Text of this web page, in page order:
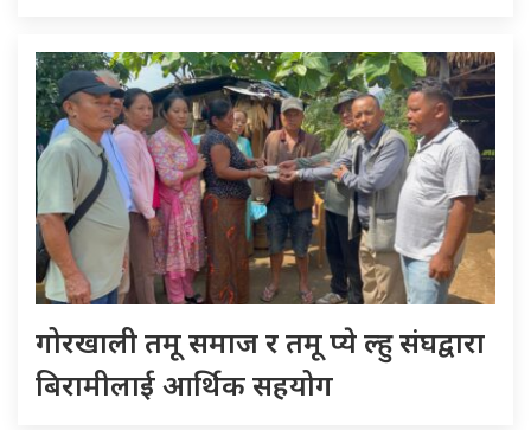
गोरखाली तमू समाज र तमू प्ये ल्हु संघद्वारा
बिरामीलाई आर्थिक सहयोग